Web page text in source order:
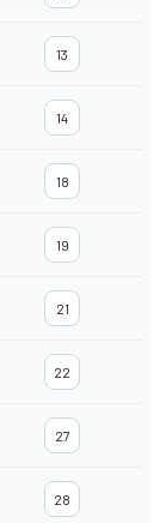
13
14
18
19
21
22
27
28